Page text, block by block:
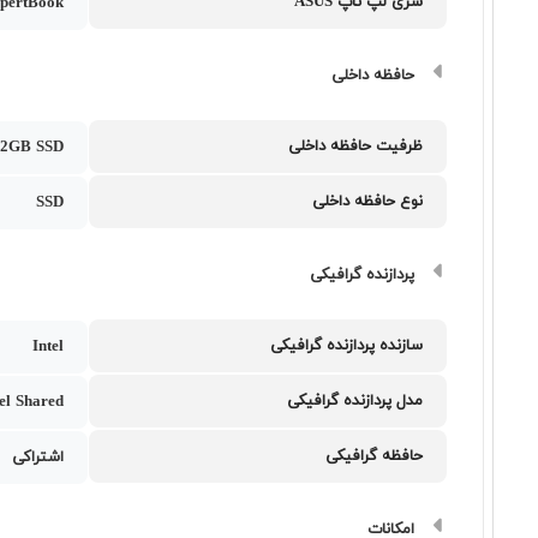
حافظه داخلی
ظرفیت حافظه داخلی SSD
نوع حافظه داخلی SSD
پردازنده گرافیکی
سازنده پردازنده گرافیکی Intel
مدل پردازنده گرافیکی Shared
حافظه گرافیکی اشتراکی
امکانات